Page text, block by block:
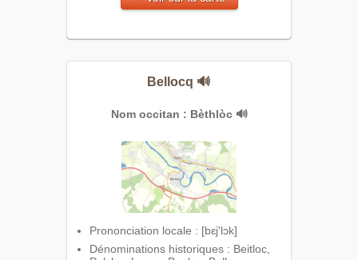
Bellocq 🔊
Nom occitan : Bèthlòc 🔊
Prononciation locale : [bɛj'lɔk]
Dénominations historiques : Beitloc,